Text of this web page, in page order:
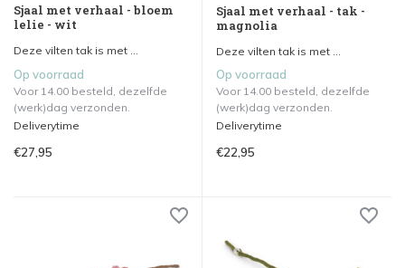
Sjaal met verhaal - bloem
lelie - wit
Deze vilten tak is met ...
Op voorraad
Voor 14.00 besteld, dezelfde
(werk)dag verzonden.
Deliverytime
€27,95
Sjaal met verhaal - tak -
magnolia
Deze vilten tak is met ...
Op voorraad
Voor 14.00 besteld, dezelfde
(werk)dag verzonden.
Deliverytime
€22,95